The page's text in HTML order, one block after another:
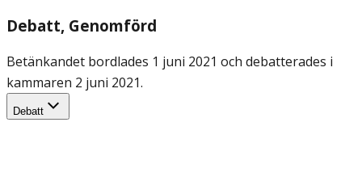
Debatt, Genomförd
Betänkandet bordlades 1 juni 2021 och debatterades i
kammaren 2 juni 2021.
Debatt